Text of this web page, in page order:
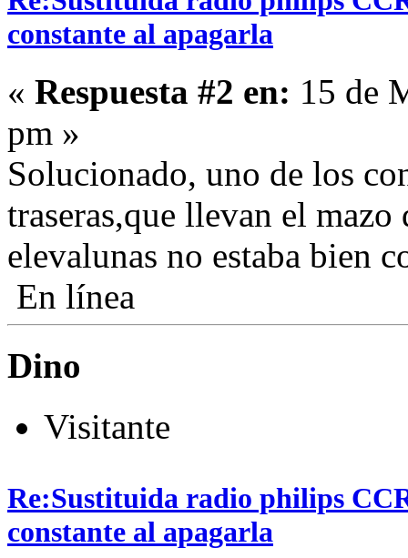
constante al apagarla
« Respuesta #2 en: 15 de
pm »
Solucionado, uno de los
traseras,que llevan el mazo
elevalunas no estaba bien
En línea
Dino
Visitante
Re:Sustituida radio philips
constante al apagarla